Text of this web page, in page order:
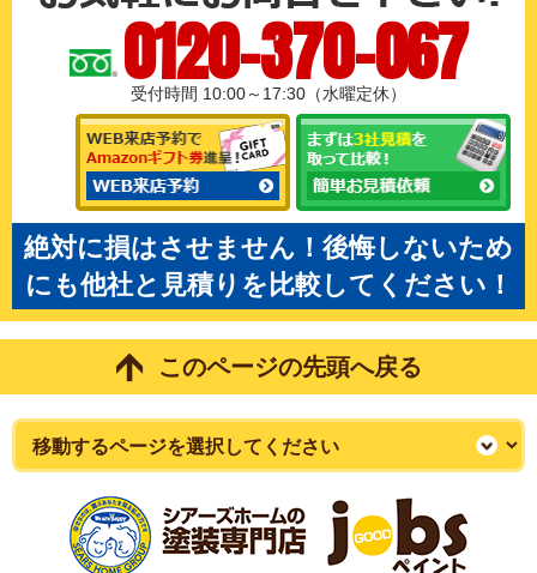
0120-370-067
受付時間 10:00～17:30（水曜定休）
絶対に損はさせません！後悔しないため
にも他社と見積りを比較してください！
このページの先頭へ戻る